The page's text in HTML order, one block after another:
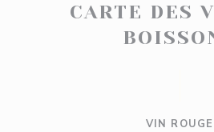
CARTE DES
VIN ROUGE